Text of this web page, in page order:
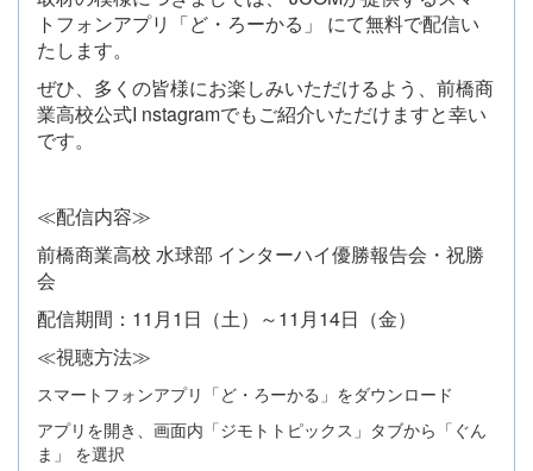
トフォンアプリ「ど・ろーかる」 にて無料で配信い
たします。
ぜひ、多くの皆様にお楽しみいただけるよう、前橋商
業高校公式I nstagramでもご紹介いただけますと幸い
です。
≪配信内容≫
前橋商業高校 水球部 インターハイ優勝報告会・祝勝
会
配信期間：11月1日（土）～11月14日（金）
≪視聴方法≫
スマートフォンアプリ「ど・ろーかる」をダウンロード
アプリを開き、画面内「ジモトトピックス」タブから「ぐん
ま」 を選択